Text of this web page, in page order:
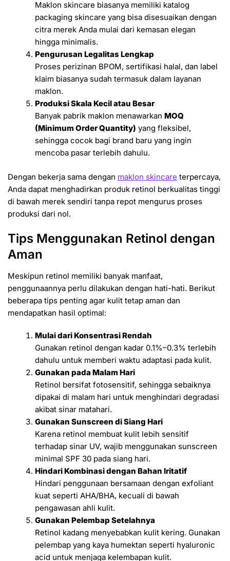
Maklon skincare biasanya memiliki katalog
packaging skincare yang bisa disesuaikan dengan
citra merek Anda mulai dari kemasan elegan
hingga minimalis.
Pengurusan Legalitas Lengkap
Proses perizinan BPOM, sertifikasi halal, dan label
klaim biasanya sudah termasuk dalam layanan
maklon.
Produksi Skala Kecil atau Besar
Banyak pabrik maklon menawarkanMOQ
(Minimum Order Quantity) yang fleksibel,
sehingga cocok bagi brand baru yang ingin
mencoba pasar terlebih dahulu.
Dengan bekerja sama dengan maklon skincare terpercaya,
Anda dapat menghadirkan produk retinol berkualitas tinggi
di bawah merek sendiri tanpa repot mengurus proses
produksi dari nol.
Tips Menggunakan Retinol dengan
Aman
Meskipun retinol memiliki banyak manfaat,
penggunaannya perlu dilakukan dengan hati-hati. Berikut
beberapa tips penting agar kulit tetap aman dan
mendapatkan hasil optimal:
Mulai dari Konsentrasi Rendah
Gunakan retinol dengan kadar 0.1%–0.3% terlebih
dahulu untuk memberi waktu adaptasi pada kulit.
Gunakan pada Malam Hari
Retinol bersifat fotosensitif, sehingga sebaiknya
dipakai di malam hari untuk menghindari degradasi
akibat sinar matahari.
Gunakan Sunscreen di Siang Hari
Karena retinol membuat kulit lebih sensitif
terhadap sinar UV, wajib menggunakan sunscreen
minimal SPF 30 pada siang hari.
Hindari Kombinasi dengan Bahan Iritatif
Hindari penggunaan bersamaan dengan exfoliant
kuat seperti AHA/BHA, kecuali di bawah
pengawasan ahli kulit.
Gunakan Pelembap Setelahnya
Retinol kadang menyebabkan kulit kering. Gunakan
pelembap yang kaya humektan seperti hyaluronic
acid untuk menjaga kelembapan kulit.